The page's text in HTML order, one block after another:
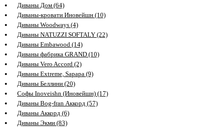
Диваны Дом (64)
Диваны-кровати Иновейшн (10)
Диваны Woodways (4)
Диваны NATUZZI SOFTALY (22)
Диваны Embawood (14)
Диваны фабрика GRAND (10)
Диваны Vero Accord (2)
Диваны Extreme, Sapapa (9)
Диваны Беллини (20)
Софы Inoveishn (Иновейшн) (17)
Диваны Bog-fran Аккорд (57)
Диваны Аккорд (6)
Диваны Экми (83)